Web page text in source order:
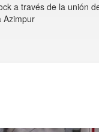
a través de la unión
Azimpur